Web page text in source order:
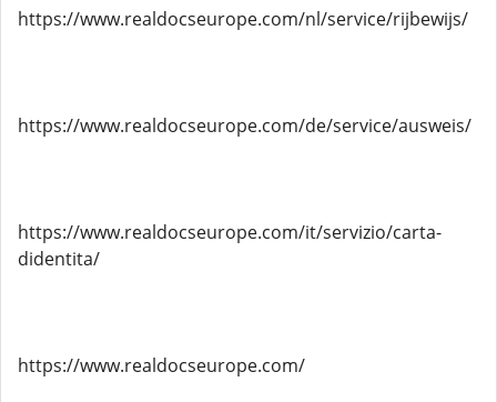
https://www.realdocseurope.com/nl/service/rijbewijs/
https://www.realdocseurope.com/de/service/ausweis/
https://www.realdocseurope.com/it/servizio/carta-
didentita/
https://www.realdocseurope.com/